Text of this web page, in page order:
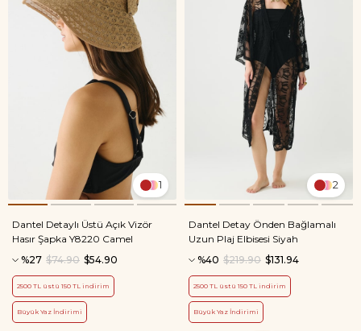
1
Dantel Detaylı Üstü Açık Vizör
Hasır Şapka Y8220 Camel
%27
$54.90
$74.90
2500 TL üstü 150 TL indirim
Büyük Yaz İndirimi
2
Dantel Detay Önden Bağlamalı
Uzun Plaj Elbisesi Siyah
%40
$131.94
$219.90
2500 TL üstü 150 TL indirim
Büyük Yaz İndirimi